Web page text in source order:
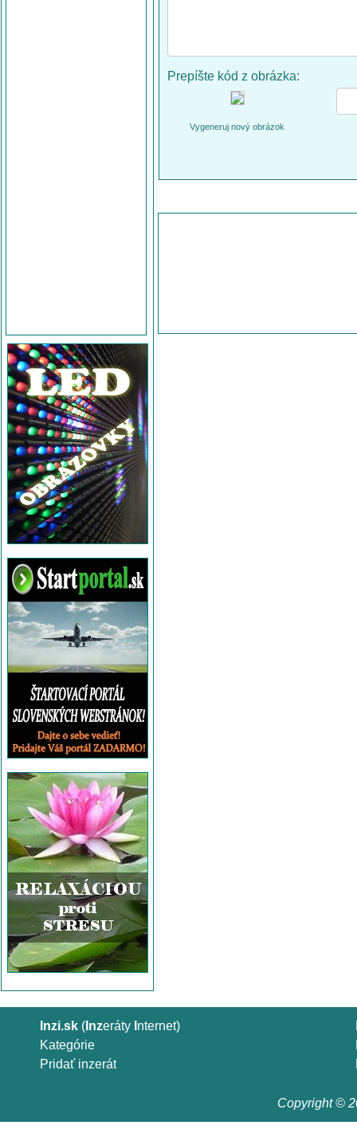
Prepíšte kód z obrázka:
Vygeneruj nový obrázok
Inzi.sk ( Inzeráty nternet)
Kategórie
Pridať inzerát
Copyright ©